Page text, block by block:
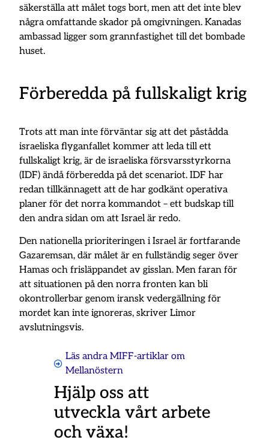
säkerställa att målet togs bort, men att det inte blev
några omfattande skador på omgivningen. Kanadas
ambassad ligger som grannfastighet till det bombade
huset.
Förberedda på fullskaligt krig
Trots att man inte förväntar sig att det påstådda
israeliska flyganfallet kommer att leda till ett
fullskaligt krig, är de israeliska försvarsstyrkorna
(IDF) ändå förberedda på det scenariot. IDF har
redan tillkännagett att de har godkänt operativa
planer för det norra kommandot – ett budskap till
den andra sidan om att Israel är redo.
Den nationella prioriteringen i Israel är fortfarande
Gazaremsan, där målet är en fullständig seger över
Hamas och frisläppandet av gisslan. Men faran för
att situationen på den norra fronten kan bli
okontrollerbar genom iransk vedergällning för
mordet kan inte ignoreras, skriver Limor
avslutningsvis.
Läs andra MIFF-artiklar om
Mellanöstern
Hjälp oss att
utveckla vårt arbete
och växa!